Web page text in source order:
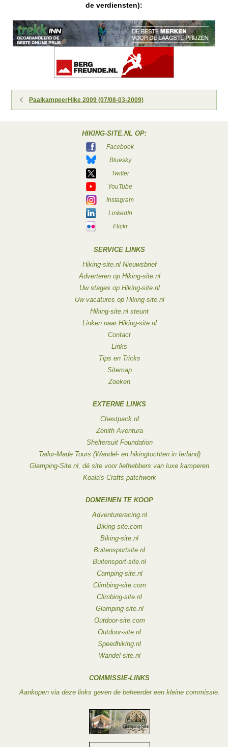
de verdiensten):
PaalkampeerHike 2009 (07/08-03-2009)
HIKING-SITE.NL OP:
Facebook
Bluesky
Twitter
YouTube
Instagram
LinkedIn
Flickr
SERVICE LINKS
Hiking-site.nl Nieuwsbrief
Adverteren op Hiking-site.nl
Uw stages op Hiking-site.nl
Uw vacatures op Hiking-site.nl
Hiking-site.nl steunt
Linken naar Hiking-site.nl
Contact
Links
Tips en Tricks
Sitemap
Zoeken
EXTERNE LINKS
Chestpack.nl
Zenith Aventura
Sheltersuit Foundation
Tailor-Made Tours (Wandel- en hikingtochten in Ierland)
Glamping-Site.nl, dé site voor liefhebbers van luxe kamperen
Koala's Crafts patchwork
DOMEINEN TE KOOP
Adventureracing.nl
Biking-site.com
Biking-site.nl
Buitensportsite.nl
Buitensport-site.nl
Camping-site.nl
Climbing-site.com
Climbing-site.nl
Glamping-site.nl
Outdoor-site.com
Outdoor-site.nl
Speedhiking.nl
Wandel-site.nl
COMMISSIE-LINKS
Aankopen via deze links geven de beheerder een kleine commissie.